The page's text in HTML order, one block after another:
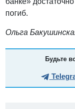
погиб.
Ольга
Будьте